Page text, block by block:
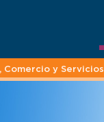
Comercio y Servicios